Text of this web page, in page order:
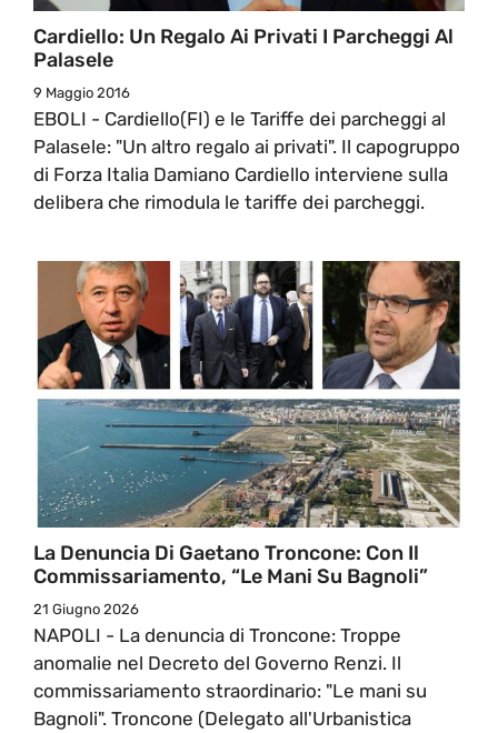
Cardiello: Un Regalo Ai Privati I Parcheggi Al
Palasele
9 Maggio 2016
EBOLI - Cardiello(FI) e le Tariffe dei parcheggi al
Palasele: "Un altro regalo ai privati". Il capogruppo
di Forza Italia Damiano Cardiello interviene sulla
delibera che rimodula le tariffe dei parcheggi.
La Denuncia Di Gaetano Troncone: Con Il
Commissariamento, “Le Mani Su Bagnoli”
21 Giugno 2026
NAPOLI - La denuncia di Troncone: Troppe
anomalie nel Decreto del Governo Renzi. Il
commissariamento straordinario: "Le mani su
Bagnoli". Troncone (Delegato all'Urbanistica